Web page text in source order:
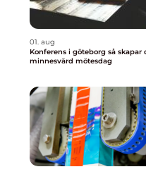
01. aug
Konferens i göteborg så skapar du en
minnesvärd mötesdag